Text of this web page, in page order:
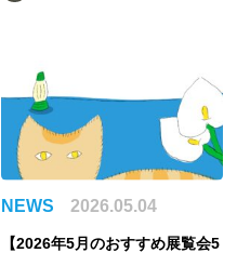
NEWS 2026.05.04
【2026年5月のおすすめ展覧会5